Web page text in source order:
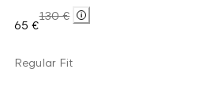
65 €
130 €
Regular Fit